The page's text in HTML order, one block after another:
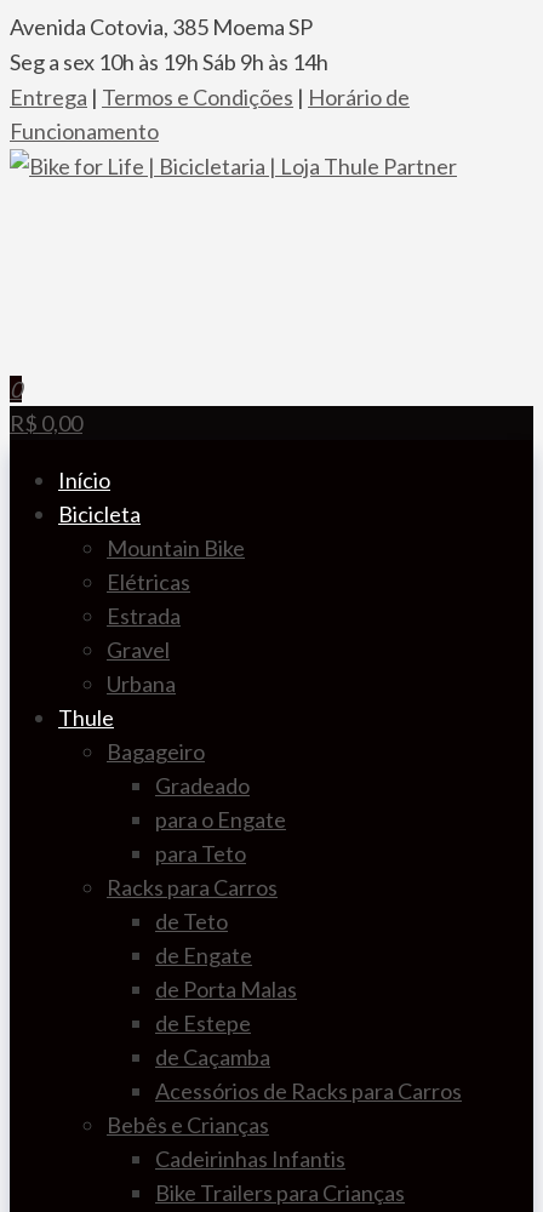
Pular
para
o
conteúdo
Avenida Cotovia, 385 Moema SP
Seg a sex 10h às 19h Sáb 9h às 14h
Entrega | Termos e Condições | Horário de
Funcionamento
0
R$ 0,00
Início
Bicicleta
Mountain Bike
Elétricas
Estrada
Gravel
Urbana
Thule
Bagageiro
Gradeado
para o Engate
para Teto
Racks para Carros
de Teto
de Engate
de Porta Malas
de Estepe
de Caçamba
Acessórios de Racks para Carros
Bebês e Crianças
Cadeirinhas Infantis
Bike Trailers para Crianças